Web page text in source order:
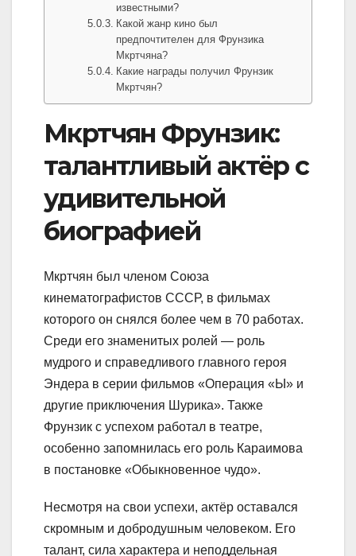
известными?
Какой жанр кино был
предпочтителен для Фрунзика
Мкртчяна?
Какие награды получил Фрунзик
Мкртчян?
Мкртчян Фрунзик:
талантливый актёр с
удивительной
биографией
Мкртчян был членом Союза
кинематографистов СССР, в фильмах
которого он снялся более чем в 70 работах.
Среди его знаменитых ролей — роль
мудрого и справедливого главного героя
Эндера в серии фильмов «Операция «Ы» и
другие приключения Шурика». Также
Фрунзик с успехом работал в театре,
особенно запомнилась его роль Караимова
в постановке «Обыкновенное чудо».
Несмотря на свои успехи, актёр оставался
скромным и добродушным человеком. Его
талант, сила характера и неподдельная